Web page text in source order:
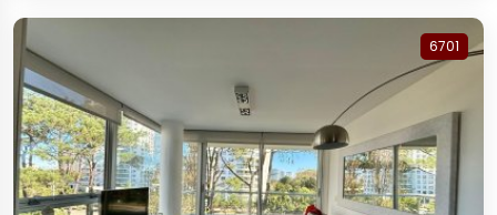
6701